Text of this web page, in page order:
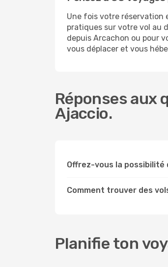
Une fois votre réservation
pratiques sur votre vol au
depuis Arcachon ou pour
vous déplacer et vous
Réponses aux
Ajaccio.
Offrez-vous la possibilité
Comment trouver des
Planifie ton